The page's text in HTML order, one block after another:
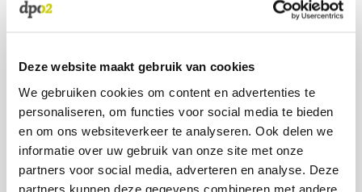
Deze website maakt gebruik van cookies
We gebruiken cookies om content en advertenties te
personaliseren, om functies voor social media te bieden
en om ons websiteverkeer te analyseren. Ook delen we
informatie over uw gebruik van onze site met onze
partners voor social media, adverteren en analyse. Deze
partners kunnen deze gegevens combineren met andere